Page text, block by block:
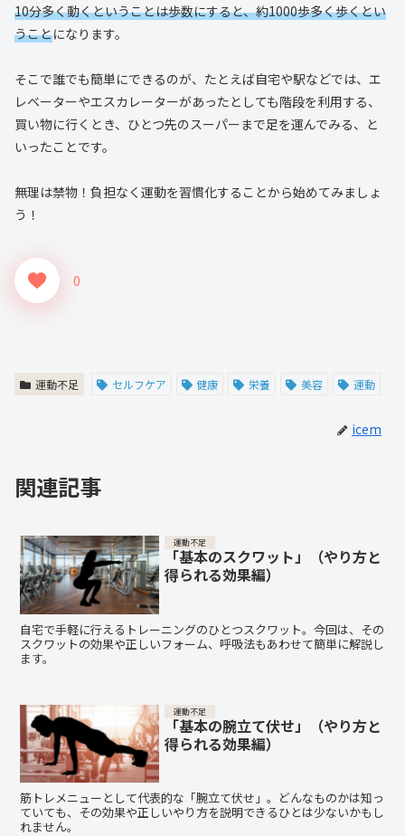
10分多く動くということは歩数にすると、約1000歩多く歩くとい
うことになります。
そこで誰でも簡単にできるのが、たとえば自宅や駅などでは、エ
レベーターやエスカレーターがあったとしても階段を利用する、
買い物に行くとき、ひとつ先のスーパーまで足を運んでみる、と
いったことです。
無理は禁物！負担なく運動を習慣化することから始めてみましょ
う！
0
運動不足 セルフケア 健康 栄養 美容 運動
icem
関連記事
運動不足
「基本のスクワット」（やり方と
得られる効果編）
自宅で手軽に行えるトレーニングのひとつスクワット。今回は、その
スクワットの効果や正しいフォーム、呼吸法もあわせて簡単に解説し
ます。
運動不足
「基本の腕立て伏せ」（やり方と
得られる効果編）
筋トレメニューとして代表的な「腕立て伏せ」。どんなものかは知っ
ていても、その効果や正しいやり方を説明できるひとは少ないかもし
れません。